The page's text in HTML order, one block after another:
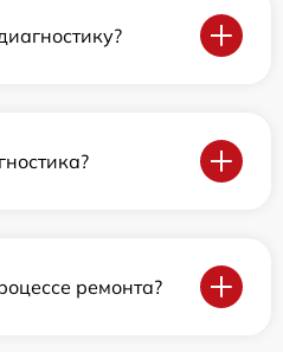
ремонта?